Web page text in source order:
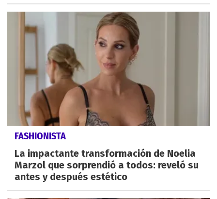
FASHIONISTA
La impactante transformación de Noelia
Marzol que sorprendió a todos: reveló su
antes y después estético